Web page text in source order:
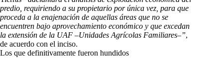
predio, requiriendo a su propietario por única vez, para que
proceda a la enajenación de aquellas áreas que no se
encuentren bajo aprovechamiento económico y que excedan
la extensión de la UAF –Unidades Agrícolas Familiares–”,
de acuerdo con el inciso.
Los que definitivamente fueron hundidos